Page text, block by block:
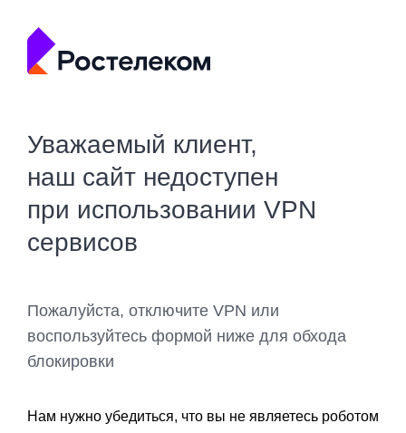
Уважаемый клиент,
наш сайт недоступен
при использовании VPN
сервисов
Пожалуйста, отключите VPN или
воспользуйтесь формой ниже для обхода
блокировки
Нам нужно убедиться, что вы не являетесь роботом